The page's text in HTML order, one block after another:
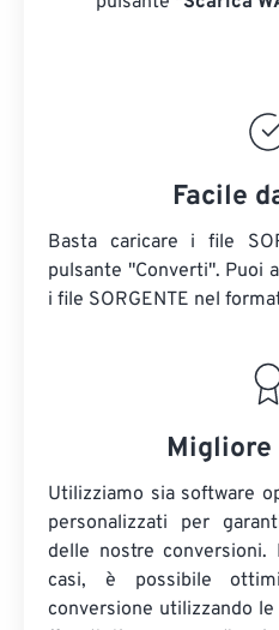
Facile
Basta caricare i file
pulsante "Converti". Puoi
i file SORGENTE nel
Utilizziamo sia software
personalizzati per
delle nostre conversioni.
casi, è possibile
conversione utilizzando